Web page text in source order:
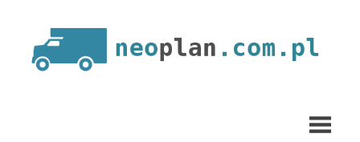
content